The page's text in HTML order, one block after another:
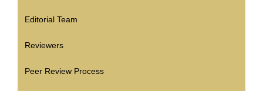
Editorial Team
Reviewers
Peer Review Process